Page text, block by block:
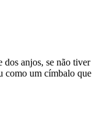
dos anjos, se não tiver
como um címbalo que